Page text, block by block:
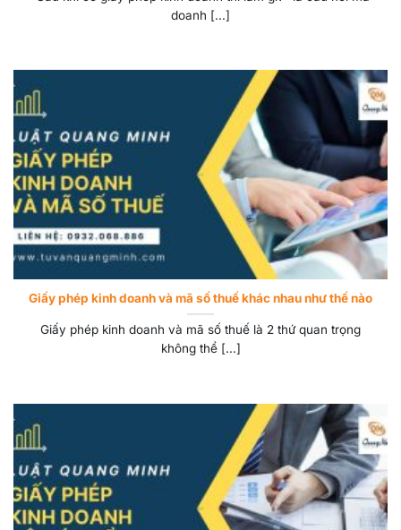
doanh [...]
Giấy phép kinh doanh và mã số thuế khác nhau như thế nào
Giấy phép kinh doanh và mã số thuế là 2 thứ quan trọng
không thể [...]